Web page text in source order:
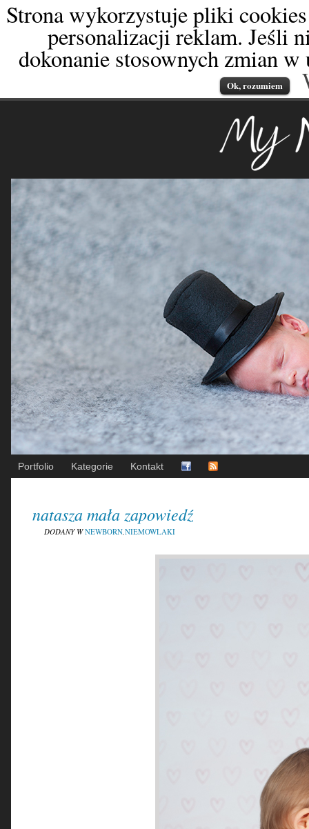
Strona wykorzystuje pliki
personalizacji reklam. Jeśli
dokonanie stosownych zmian
Ok, rozumiem
My Newborn
fotografia od dnia
Portfolio Kategorie Kontakt
natasza mała zapowiedź
DODANY WNEWBORN,NIEMOWLAKI